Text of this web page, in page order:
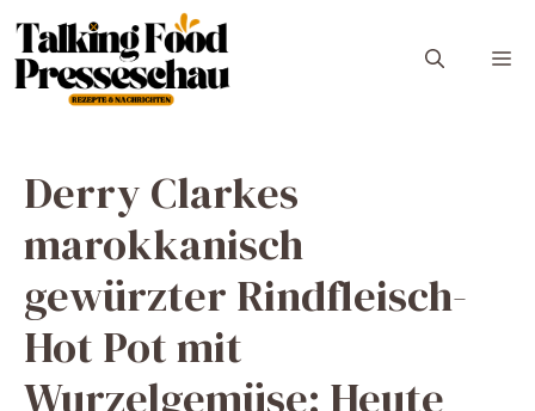
Inhalt
springen
Derry Clarkes
marokkanisch
gewürzter Rindfleisch-
Hot Pot mit
Wurzelgemüse: Heute